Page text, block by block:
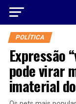
POLÍTICA
Expressão
pode virar
imaterial